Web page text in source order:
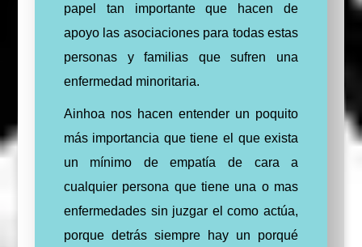
papel tan importante que hacen de
apoyo las asociaciones para todas estas
personas y familias que sufren una
enfermedad minoritaria.
Ainhoa nos hacen entender un poquito
más importancia que tiene el que exista
un mínimo de empatíade cara a
cualquier persona que tiene una o mas
enfermedades sin juzgar el comoactúa,
porque detrás siempre hay un porqué